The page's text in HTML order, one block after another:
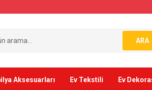
ARA
Aksesuarları Ev Tekstili Ev